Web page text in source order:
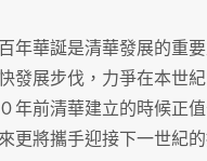
年華誕是清華發展的重
發展步伐，力爭在本世
年前清華建立的時候正
更將攜手迎接下一世紀